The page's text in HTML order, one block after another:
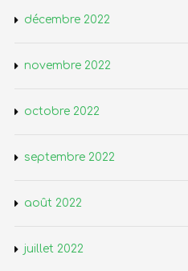
décembre 2022
novembre 2022
octobre 2022
septembre 2022
août 2022
juillet 2022